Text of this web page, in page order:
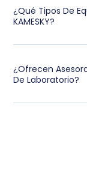
¿Qué Tipos De
KAMESKY?
¿Ofrecen
De Laboratorio?